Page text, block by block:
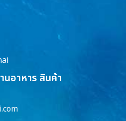
อาหาร สินค้า